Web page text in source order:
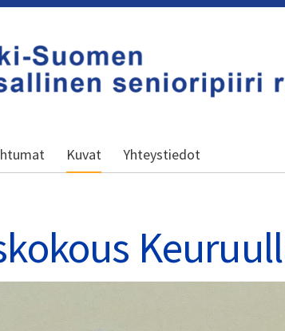
senioripiiri ry
Kuvat Yhteystiedot